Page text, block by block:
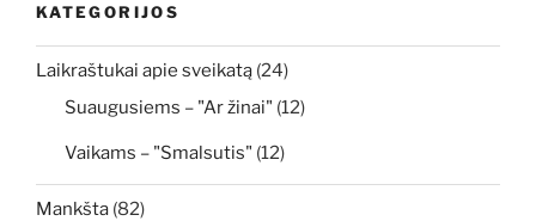
KATEGORIJOS
Laikraštukai apie sveikatą (24)
Suaugusiems – "Ar žinai" (12)
Vaikams – "Smalsutis" (12)
Mankšta (82)